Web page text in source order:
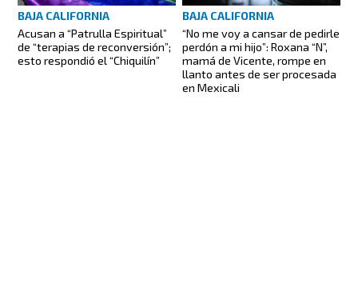
BAJA CALIFORNIA
Acusan a “Patrulla Espiritual”
de “terapias de reconversión”;
esto respondió el “Chiquilín”
BAJA CALIFORNIA
“No me voy a cansar de pedirle
perdón a mi hijo”: Roxana “N”,
mamá de Vicente, rompe en
llanto antes de ser procesada
en Mexicali